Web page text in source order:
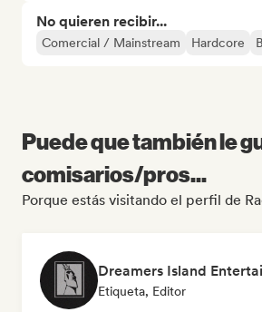
No quieren recibir...
Comercial / Mainstream Hardcore
Puede que también le
comisarios/pros...
Porque estás visitando el perfil de
Dreamers Island
Etiqueta, Editor